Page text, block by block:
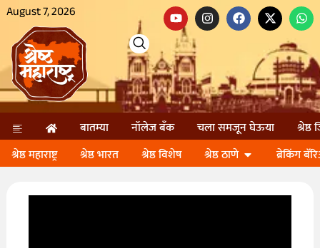
August 7, 2026
बातम्या नॉलेज बॅंक चला समजून घेऊया
श्रेष्ठ
श्रेष्ठ महाराष्ट्र
श्रेष्ठ भारत श्रेष्ठ विशेष श्रेष्ठ ठाणे ब्रेकिंग